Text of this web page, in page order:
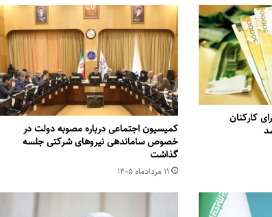
کارکنان
کمیسیون اجتماعی درباره مصوبه دولت در
خصوص ساماندهی نیروهای شرکتی جلسه
گذاشت
۱۱ مرداد‌ماه ۱۴۰۵